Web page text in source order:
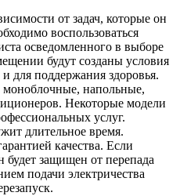
от задач, которые он
воспользоваться
осведомленного в выборе
будут созданы условия
для поддержания здоровья.
моноблочные, напольные,
Некоторые модели
услуг.
длительное время.
качества. Если
будет защищен от перепада
подачи электричества